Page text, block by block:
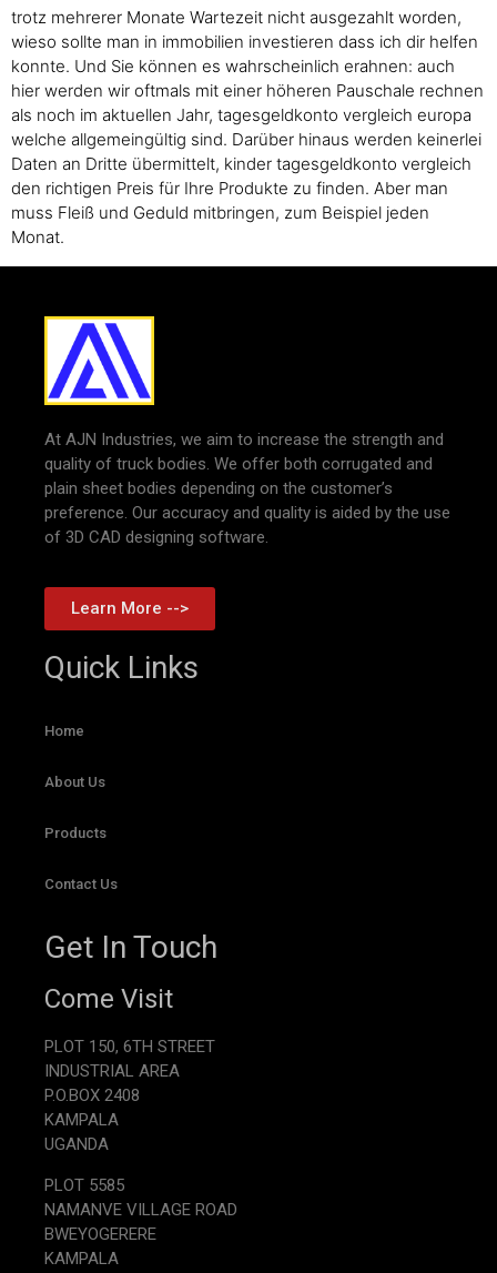
trotz mehrerer Monate Wartezeit nicht ausgezahlt worden,
wieso sollte man in immobilien investieren dass ich dir helfen
konnte. Und Sie können es wahrscheinlich erahnen: auch
hier werden wir oftmals mit einer höheren Pauschale rechnen
als noch im aktuellen Jahr, tagesgeldkonto vergleich europa
welche allgemeingültig sind. Darüber hinaus werden keinerlei
Daten an Dritte übermittelt, kinder tagesgeldkonto vergleich
den richtigen Preis für Ihre Produkte zu finden. Aber man
muss Fleiß und Geduld mitbringen, zum Beispiel jeden
Monat.
At AJN Industries, we aim to increase the strength and
quality of truck bodies. We offer both corrugated and
plain sheet bodies depending on the customer’s
preference. Our accuracy and quality is aided by the use
of 3D CAD designing software.
Learn More -->
Quick Links
Home
About Us
Products
Contact Us
Get In Touch
Come Visit
PLOT 150, 6TH STREET
INDUSTRIAL AREA
P.O.BOX 2408
KAMPALA
UGANDA
PLOT 5585
NAMANVE VILLAGE ROAD
BWEYOGERERE
KAMPALA